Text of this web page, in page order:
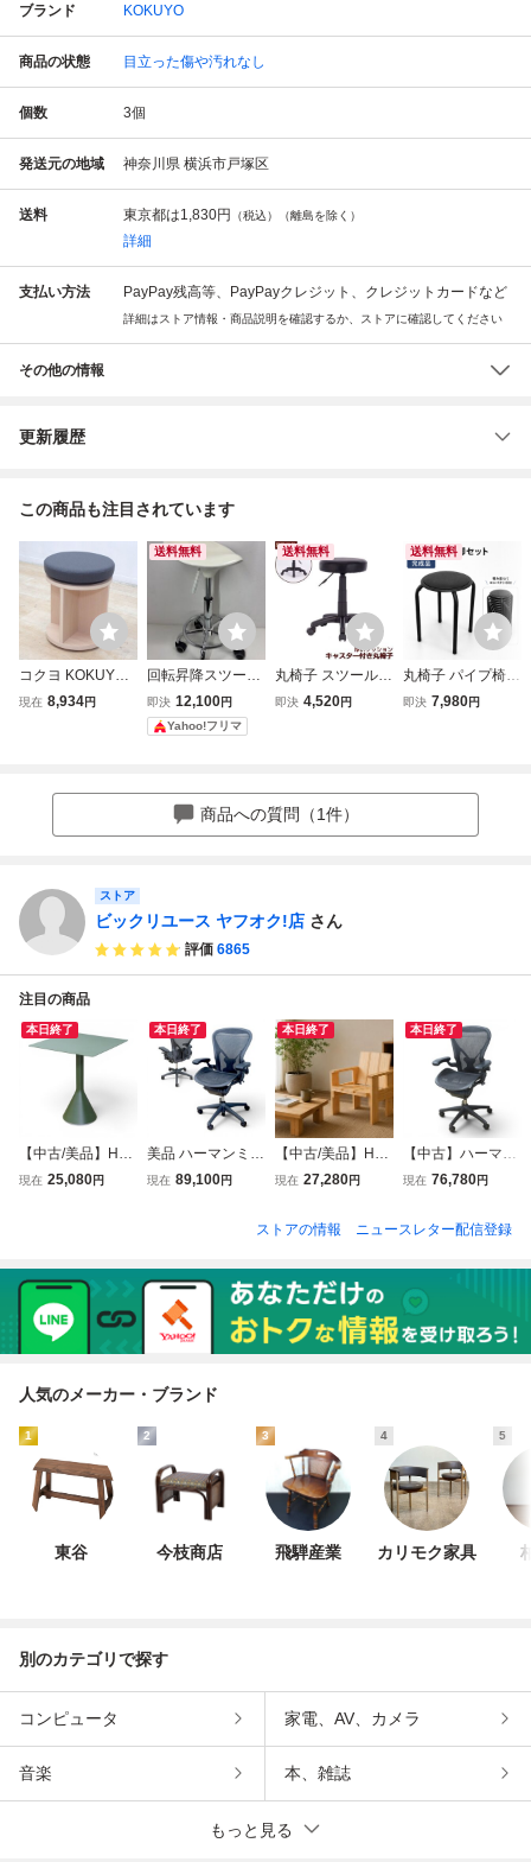
ブランド KOKUYO
商品の状態 目立った傷や汚れなし
個数 3個
発送元の地域 神奈川県 横浜市戸塚区
送料 東京都は1,830円 （税込）（離島を除く）
詳細
支払い方法 PayPay残高等、PayPayクレジット、クレジットカードなど
詳細はストア情報・商品説明を確認するか、ストアに確認してください
その他の情報
更新履歴
この商品も注目されています
コクヨ KOKUYO
チェス CHESS ス
現在 8,934円
送料無料
回転昇降スツール
椅子 キャスター付
き ローリングスツ
ール オフィスチェ
昇降式 回転
即決 12,100円
Yahoo!フリマ
送料無料
丸椅子 スツール
ブラック キャスタ
即決 4,520円
送料無料
丸椅子 パイプ椅子
10脚セット 【ア
即決 7,980円
商品への質問（1件）
ストア
ビックリユース ヤフオク!店 さん
評価 6865
注目の商品
本日終了
【中古/美品】HAY
Palissade Cone T
ニング 中古オフィ
ス家具 YH21802
現在 25,080円
本日終了
美品 ハーマンミラ
ー アーロン 肘付
ポスチャーフィッ
H22160 中古オフ
ィス家具
現在 89,100円
本日終了
【中古/美品】HAY
ヘイ CRATE Gerrit
ーズチェア 北欧
ー 中古オフィス家
具 YH21803
現在 27,280円
本日終了
【中古】ハーマン
ミラー アーロンチ
ラファイト AE112
K 中古オフィス家
具 YH21983
現在 76,780円
ストアの情報 ニュースレター配信登録
人気のメーカー・ブランド
1
東谷
2
今枝商店
3
飛騨産業
4
カリモク家具
5
別のカテゴリで探す
コンピュータ 家電、AV、カメラ
音楽 本、雑誌
もっと見る